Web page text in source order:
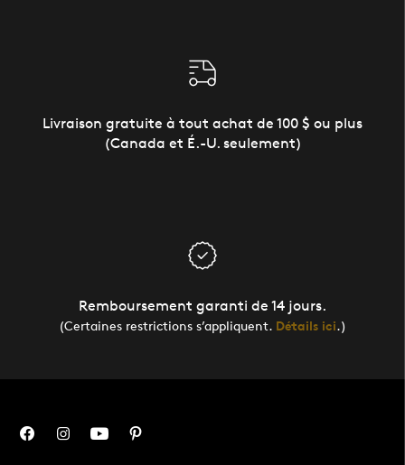
Livraison gratuite à tout achat de 100 $ ou plus
(Canada et É.-U. seulement)
Remboursement garanti de 14 jours.
(Certaines restrictions s’appliquent. Détails ici.)